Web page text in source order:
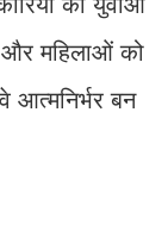
और महिलाओं को
आत्मनिर्भर बन